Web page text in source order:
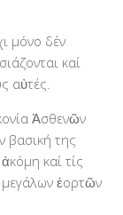
μόνο δέν
καί
αὐτές.
Ἀσθενῶν
βασική της
καί τίς
ἑορτῶν